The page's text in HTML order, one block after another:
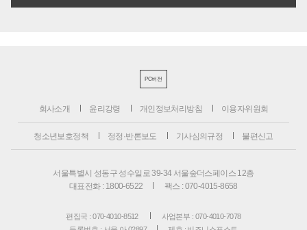
PC버전
회사소개 윤리강령 개인정보처리방침 이용자위원회
청소년보호정책 정정·반론보도 기사심의규정 불편신고
서울특별시 성동구 성수일로 39-34 서울숲더스페이스 12층
대표전화 : 1800-6522
팩스 : 070-4015-8658
편집국 : 070-4010-8512
사업본부 : 070-4010-7078